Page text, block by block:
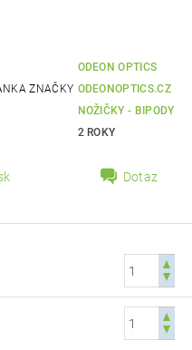
ODEON OPTICS
ZNAČKY ODEONOPTICS.CZ
NOŽIČKY - BIPODY
2 ROKY
Dotaz